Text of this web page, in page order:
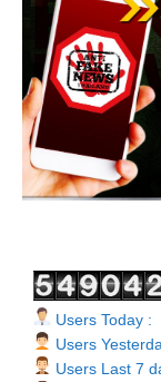
Users Today :
Users
Users Last 7